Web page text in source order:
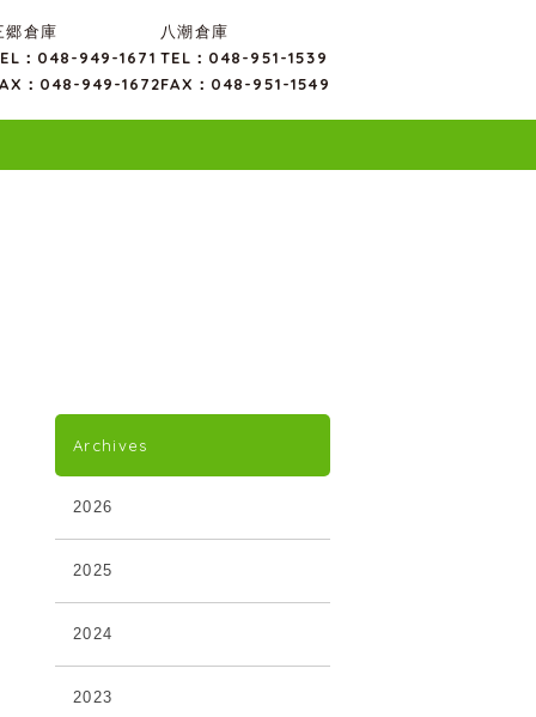
郷倉庫
：048-949-1671
：048-949-1672
八潮倉庫
TEL：048-951-1539
FAX：048-951-1549
Archives
2026
2025
2024
2023